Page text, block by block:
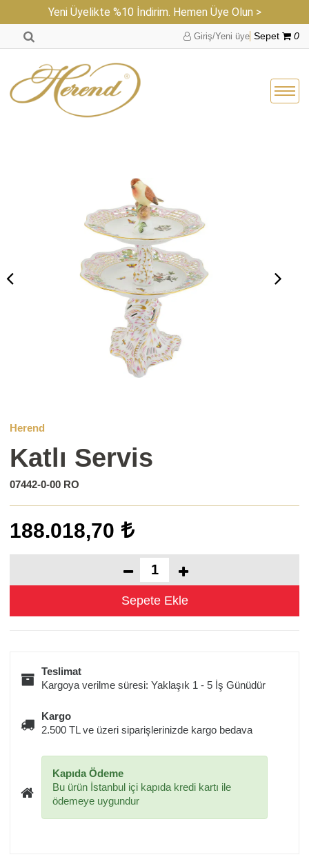
Yeni Üyelikte %10 İndirim. Hemen Üye Olun >
Giriş/Yeni üye Sepet 0
Herend
Katlı Servis
07442-0-00 RO
188.018,70
Teslimat
Kargoya verilme süresi: Yaklaşık 1 - 5 İş Günüdür
Kargo
2.500 TL ve üzeri siparişlerinizde kargo bedava
Kapıda Ödeme
Bu ürün İstanbul içi kapıda kredi kartı ile
ödemeye uygundur